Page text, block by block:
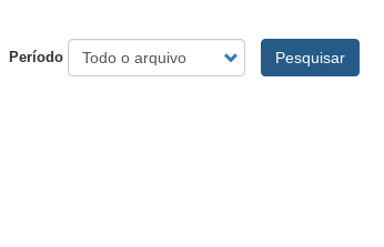
Período Pesquisar